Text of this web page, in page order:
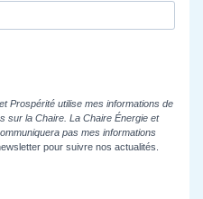
Prospérité utilise mes informations de
sur la Chaire. La Chaire Énergie et
pas mes informations
pour suivre nos actualités.